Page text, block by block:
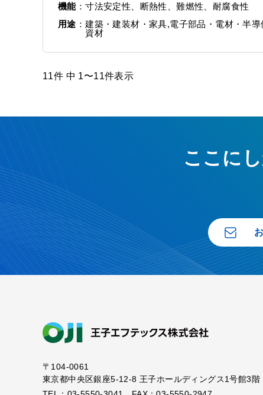
機能
寸法安定性、断熱性、難燃性、耐腐食性
用途
建築・建装材・家具,電子部品・電材・半
資材
11件 中 1〜11件表示
ここに
〒104-0061
東京都中央区銀座5-12-8 王子ホールディングス1号館3階